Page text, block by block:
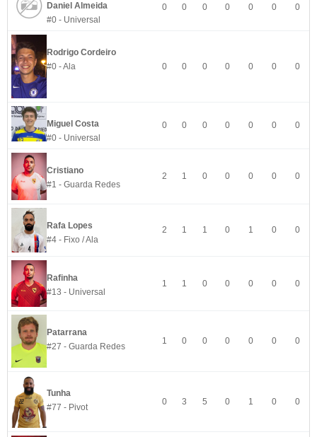
Daniel Almeida
#0 - Universal
0 0 0 0 0 0 0
Rodrigo Cordeiro
#0 - Ala
0 0 0 0 0 0 0
Miguel Costa
#0 - Universal
0 0 0 0 0 0 0
Cristiano
#1 - Guarda Redes
2 1 0 0 0 0 0
Rafa Lopes
#4 - Fixo / Ala
2 1 1 0 1 0 0
Rafinha
#13 - Universal
1 1 0 0 0 0 0
Patarrana
#27 - Guarda Redes
1 0 0 0 0 0 0
Tunha
#77 - Pivot
0 3 5 0 1 0 0